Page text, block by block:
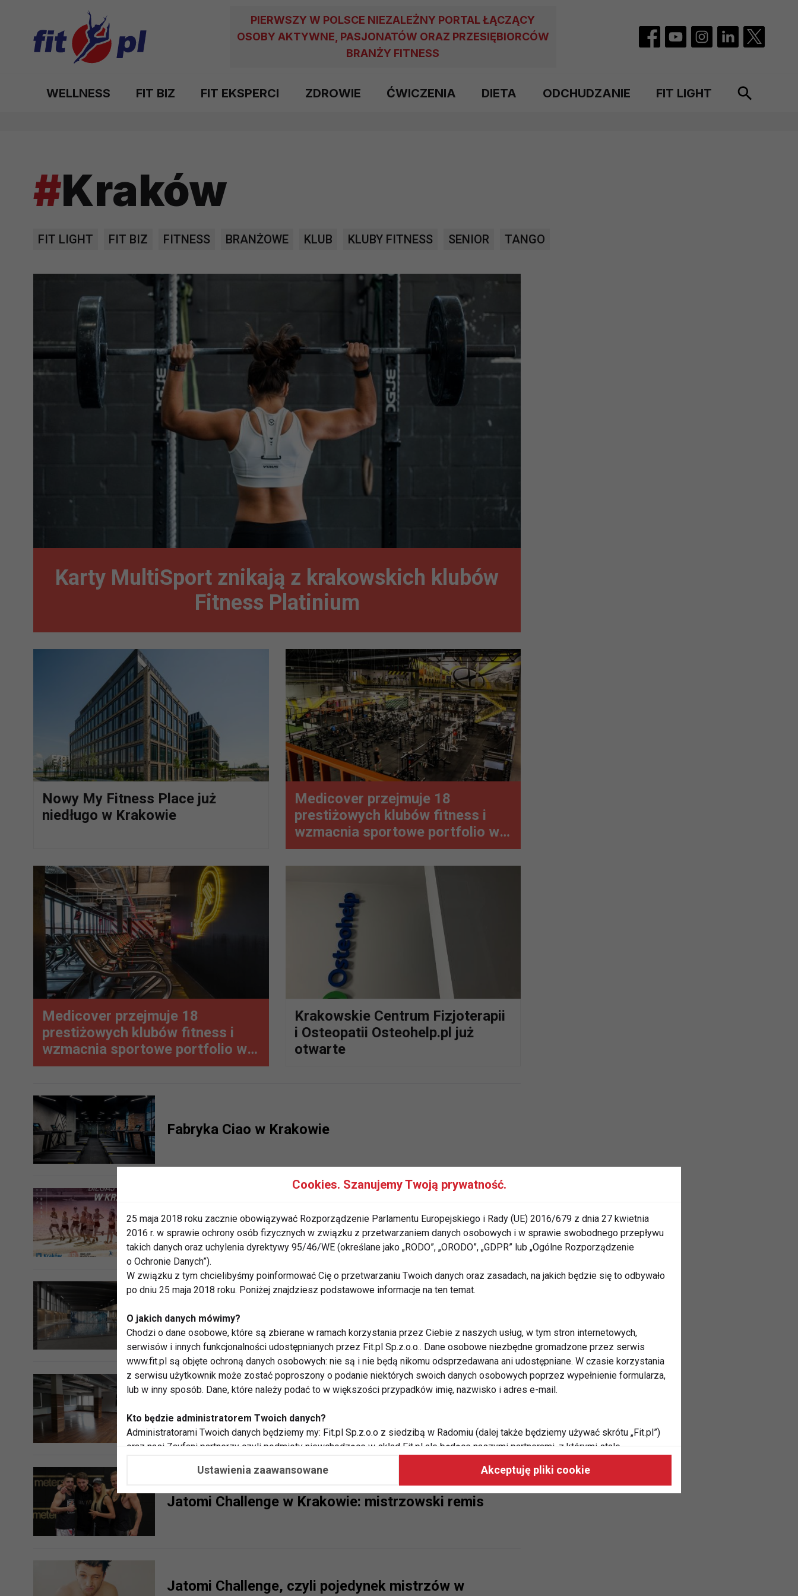
PIERWSZY W POLSCE NIEZALEŻNY PORTAL ŁĄCZĄCY
OSOBY AKTYWNE, PASJONATÓW ORAZ PRZESIĘBIORCÓW
BRANŻY FITNESS
WELLNESS FIT BIZ FIT EKSPERCI ZDROWIE ĆWICZENIA DIETA ODCHUDZANIE FIT LIGHT
#Kraków
FIT LIGHT FIT BIZ FITNESS BRANŻOWE KLUB KLUBY FITNESS SENIOR TANGO
Karty MultiSport znikają z krakowskich klubów
Fitness Platinium
Nowy My Fitness Place już
niedługo w Krakowie
Medicover przejmuje 18
prestiżowych klubów fitness i
wzmacnia sportowe portfolio w
Krakowie i na Górnym Śląsku
Medicover przejmuje 18
prestiżowych klubów fitness i
wzmacnia sportowe portfolio w
Krakowie i na Górnym Śląsku
Krakowskie Centrum Fizjoterapii
i Osteopatii Osteohelp.pl już
otwarte
Fabryka Ciao w Krakowie
Całoroczne treningi biegowe w Krakowie
Największe saunarium w Krakowie ruszy w tym roku
Pandemia zbiera żniwo! Zamknięcie klubu fitness z
Krakowa
Jatomi Challenge w Krakowie: mistrzowski remis
Jatomi Challenge, czyli pojedynek mistrzów w
Cookies. Szanujemy Twoją prywatność.
25 maja 2018 roku zacznie obowiązywać Rozporządzenie Parlamentu Europejskiego i Rady (UE) 2016/679 z dnia 27 kwietnia
2016 r. w sprawie ochrony osób fizycznych w związku z przetwarzaniem danych osobowych i w sprawie swobodnego przepływu
takich danych oraz uchylenia dyrektywy 95/46/WE (określane jako „RODO”, „ORODO”, „GDPR” lub „Ogólne Rozporządzenie
o Ochronie Danych”).
W związku z tym chcielibyśmy poinformować Cię o przetwarzaniu Twoich danych oraz zasadach, na jakich będzie się to odbywało
po dniu 25 maja 2018 roku. Poniżej znajdziesz podstawowe informacje na ten temat.
O jakich danych mówimy?
Chodzi o dane osobowe, które są zbierane w ramach korzystania przez Ciebie z naszych usług, w tym stron internetowych,
serwisów i innych funkcjonalności udostępnianych przez Fit.pl Sp.z.o.o.. Dane osobowe niezbędne gromadzone przez serwis
www.fit.pl są objęte ochroną danych osobowych: nie są i nie będą nikomu odsprzedawana ani udostępniane. W czasie korzystania
z serwisu użytkownik może zostać poproszony o podanie niektórych swoich danych osobowych poprzez wypełnienie formularza,
lub w inny sposób. Dane, które należy podać to w większości przypadków imię, nazwisko i adres e-mail.
Kto będzie administratorem Twoich danych?
Administratorami Twoich danych będziemy my: Fit.pl Sp.z.o.o z siedzibą w Radomiu (dalej także będziemy używać skrótu „Fit.pl”)
oraz nasi Zaufani partnerzy czyli podmioty niewchodzące w skład Fit.pl ale będące naszymi partnerami, z którymi stale
potrzeb i zainteresowań.
Dlaczego chcemy przetwarzać Twoje dane?
Przetwarzamy te dane w celach, aby:
dopasować treści stron i ich tematykę, w tym tematykę ukazujących się tam materiałów do Twoich zainteresowań oraz do
zapewnić Ci większe bezpieczeństwo usług, w tym aby wykryć ewentualne boty, oszustwa czy nadużycia,
dokonywać pomiarów, które pozwalają nam udoskonalać nasze usługi i sprawić, że będą maksymalnie odpowiadać Twoim
Ustawienia zaawansowane Akceptuję pliki cookie